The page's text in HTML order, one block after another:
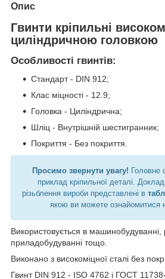
Опис
Гвинти кріпильні
циліндричною головкою
Особливості гвинтів:
Стандарт - DIN 912;
Клас міцності - 12.9;
Головка - Циліндрична;
Шліц - Внутрішній шестигранник;
Покриття - Без покриття.
Просимо звернути увагу! Головне
приклад кріпильної деталі.
різьблення вироби представлені в
якою ви можете ознайомитися
Використовується в машинобудуванні,
приладобудуванні тощо.
Виконано з високоміцної сталі без
Гвинт DIN 912 - ISO 4762 і ГОСТ